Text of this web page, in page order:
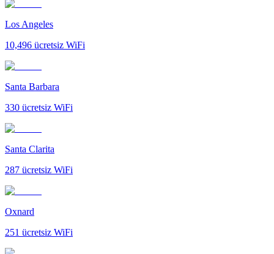
Los Angeles
10,496 ücretsiz WiFi
Santa Barbara
330 ücretsiz WiFi
Santa Clarita
287 ücretsiz WiFi
Oxnard
251 ücretsiz WiFi